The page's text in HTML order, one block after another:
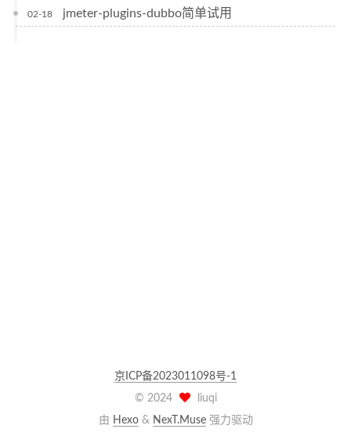
02-18 jmeter-plugins-dubbo简单试用
京ICP备2023011098号-1
© 2024
liuqi
由 Hexo& NexT.Muse强力驱动